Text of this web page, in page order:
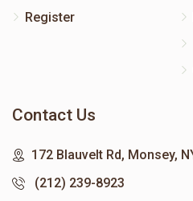
Register
Contact Us
172 Blauvelt Rd, Monsey,
(212) 239-8923